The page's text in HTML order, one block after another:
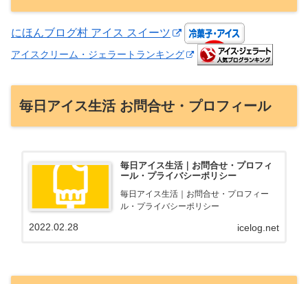
にほんブログ村 アイス スイーツ
アイスクリーム・ジェラートランキング
毎日アイス生活 お問合せ・プロフィール
毎日アイス生活｜お問合せ・プロフィ
ール・プライバシーポリシー
毎日アイス生活｜お問合せ・プロフィー
ル・プライバシーポリシー
icelog.net
2022.02.28